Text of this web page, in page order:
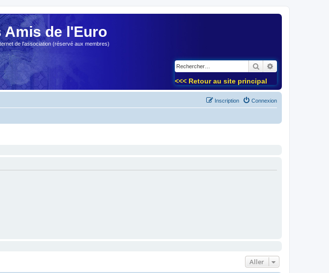
Amis de l'Euro
de l'association (réservé aux membres)
Rechercher
<<< Retour au site principal
Connexion
Inscription
Aller